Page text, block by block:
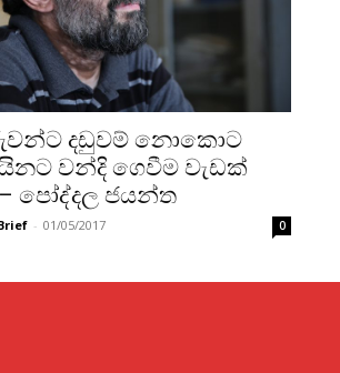
දඩුවම් නොකොට
වන්දි ගෙවීම වැඩක්
– පෝද්දල ජයන්ත
- 01/05/2017 0